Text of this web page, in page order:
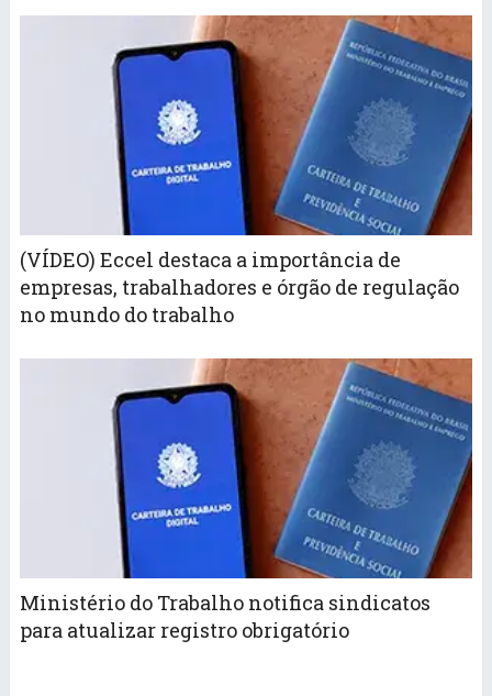
(VÍDEO) Eccel destaca a importância de
empresas, trabalhadores e órgão de regulação
no mundo do trabalho
Ministério do Trabalho notifica sindicatos
para atualizar registro obrigatório